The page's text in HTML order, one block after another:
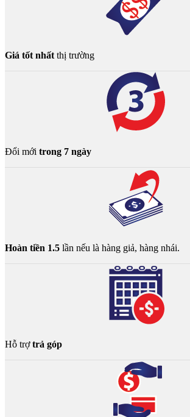
Giá tốt nhất thị trường
Đổi mới trong 7 ngày
Hoàn tiền 1.5 lần nếu là hàng giả, hàng nhái.
Hỗ trợtrả góp